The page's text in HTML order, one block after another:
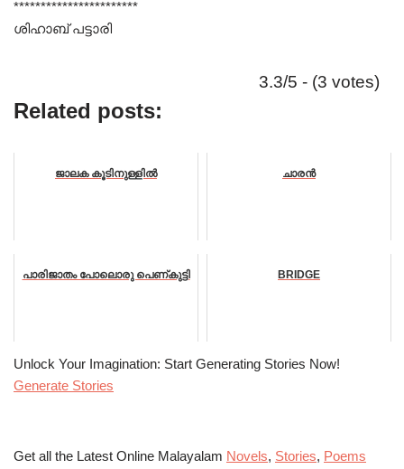
***********************
ശിഹാബ് പട്ടാരി
3.3/5 - (3 votes)
Related posts:
ജാലക കൂടിനുള്ളിൽ ചാരൻ
പാരിജാതം പോലൊരു പെണ്കുട്ടി BRIDGE
Unlock Your Imagination: Start Generating Stories Now!
Generate Stories
Get all the Latest Online Malayalam Novels, Stories, Poems